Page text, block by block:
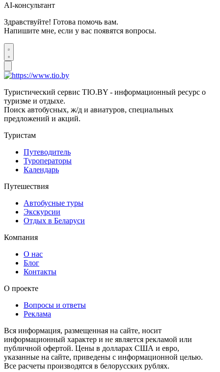
AI-консультант
Здравствуйте! Готова помочь вам.
Напишите мне, если у вас появятся вопросы.
Туристический сервис TIO.BY - информационный ресурс о
туризме и отдыхе.
Поиск автобусных, ж/д и авиатуров, специальных
предложений и акций.
Туристам
Путеводитель
Туроператоры
Календарь
Путешествия
Автобусные туры
Экскурсии
Отдых в Беларуси
Компания
О нас
Блог
Контакты
О проекте
Вопросы и ответы
Реклама
Вся информация, размещенная на сайте, носит
информационный характер и не является рекламой или
публичной офертой. Цены в долларах США и евро,
указанные на сайте, приведены с информационной целью.
Все расчеты производятся в белорусских рублях.